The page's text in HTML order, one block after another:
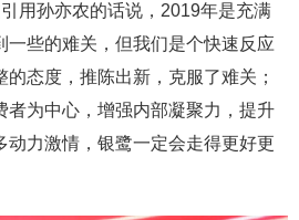
用孙亦农的话说，2019年是充满
一些的难关，但我们是个快速反应
态度，推陈出新，克服了难关；
者为中心，增强内部凝聚力，提升
动力激情，银鹭一定会走得更好更